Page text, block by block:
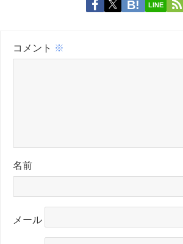
LINE
コメント ※
名前
メール